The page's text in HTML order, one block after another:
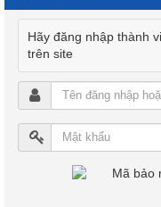
Hãy đăng nhập thành
trên site